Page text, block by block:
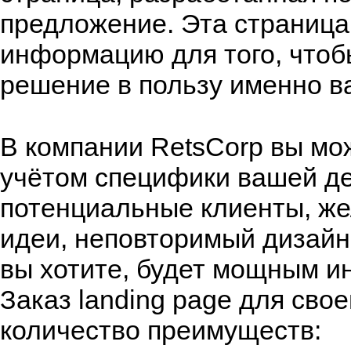
предложение. Эта
информацию для того,
решение в пользу именно
В компании RetsCorp вы
учётом специфики вашей
потенциальные клиенты,
идеи, неповторимый
вы хотите, будет мощным
Заказ landing page для
количество преимуществ: